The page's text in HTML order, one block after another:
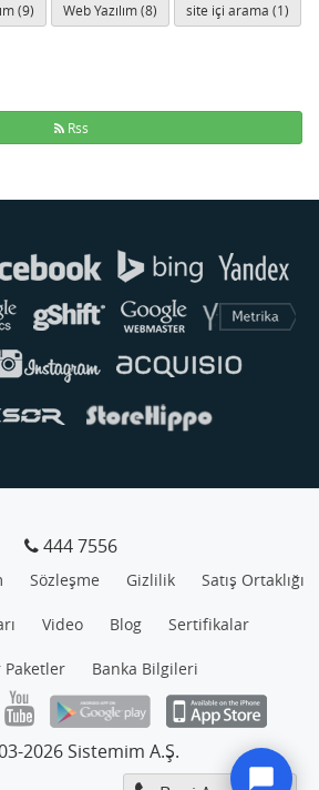
(9) Web Yazılım (8) site içi arama (1)
Rss
444 7556
Sözleşme Gizlilik Satış Ortaklığı
Video Blog Sertifikalar
Paketler Banka Bilgileri
2026 Sistemim A.Ş.
anında yanıt verir